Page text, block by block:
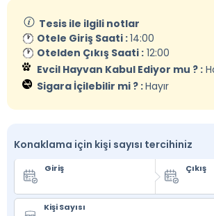
Tesis ile ilgili notlar
Otele Giriş Saati :14:00
Otelden Çıkış Saati : 12:00
Evcil Hayvan Kabul Ediyor mu ? :
Sigara İçilebilir mi ? :Hayır
Konaklama için kişi sayısı tercihiniz
Giriş Çıkış
Kişi Sayısı